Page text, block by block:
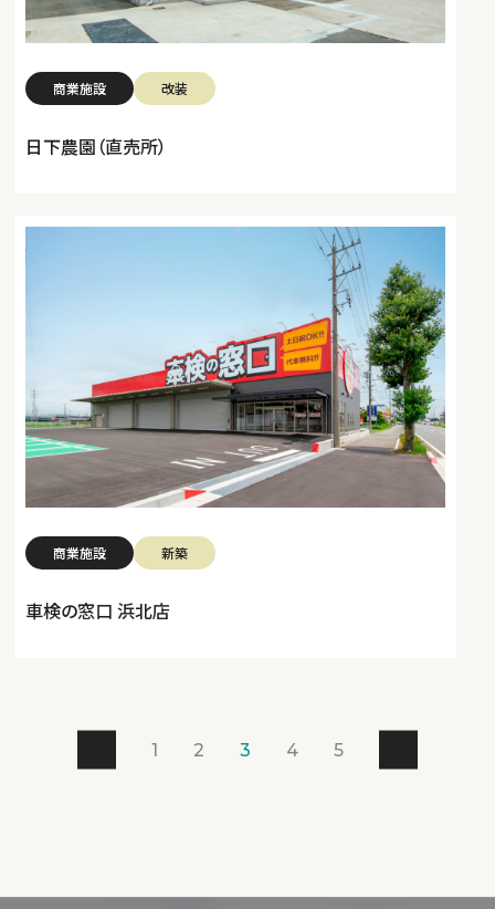
商業施設 改装
日下農園（直売所）
商業施設 新築
車検の窓口 浜北店
1 2 3 4 5